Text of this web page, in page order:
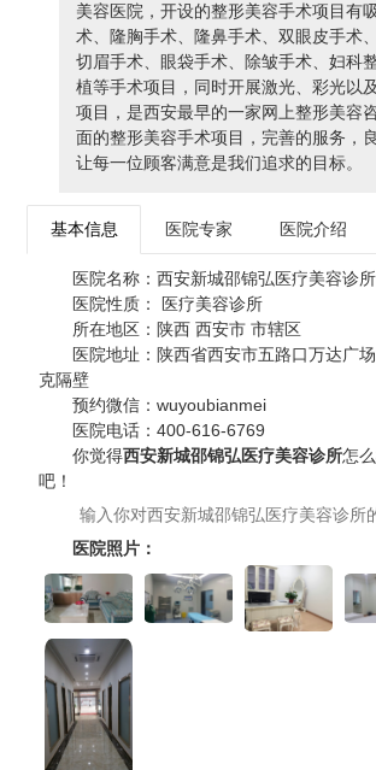
美容医院，开设的整形美容手术项目有
术、隆胸手术、隆鼻手术、双眼皮手术
切眉手术、眼袋手术、除皱手术、妇科
植等手术项目，同时开展激光、彩光以
项目，是西安最早的一家网上整形美容
面的整形美容手术项目，完善的服务，
让每一位顾客满意是我们追求的目标。
基本信息 医院专家 医院介绍
医院名称：西安新城邵锦弘医疗美容诊所
医院性质：
医疗美容诊所
所在地区： 陕西 西安市 市辖区
医院地址： 陕西省西安市五路口万达广
克隔壁
预约微信：wuyoubianmei
医院电话：400-616-6769
你觉得西安新城邵锦弘医疗美容诊所怎
吧！
医院照片：